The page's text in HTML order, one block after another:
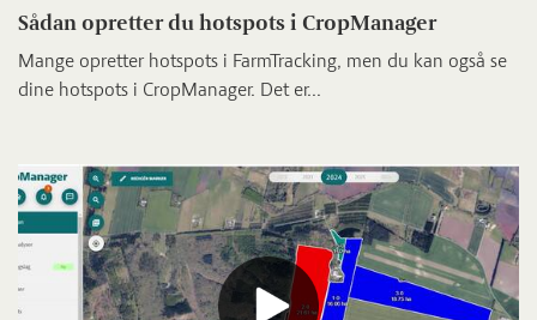
Sådan opretter du hotspots i CropManager
Mange opretter hotspots i FarmTracking, men du kan også se
dine hotspots i CropManager. Det er...